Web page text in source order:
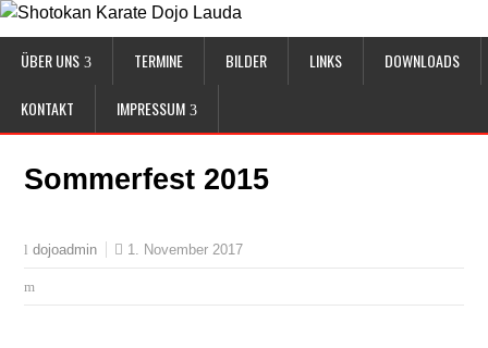
ÜBER UNS TERMINE BILDER LINKS DOWNLOADS
KONTAKT IMPRESSUM
Sommerfest 2015
dojoadmin 1. November 2017